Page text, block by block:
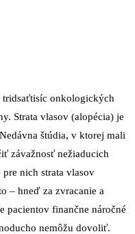
tridsaťtisíc onkologických
Strata vlasov (alopécia) je
štúdia, v ktorej mali
závažnosť nežiaducich
nich strata vlasov
– hneď za zvracanie a
pacientov finančne náročné
nemôžu dovoliť.